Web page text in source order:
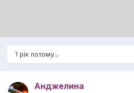
1 рік потому...
Анджелина